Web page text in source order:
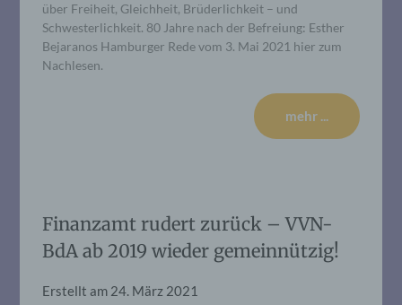
über Freiheit, Gleichheit, Brüderlichkeit – und
Schwesterlichkeit. 80 Jahre nach der Befreiung: Esther
Bejaranos Hamburger Rede vom 3. Mai 2021 hier zum
Nachlesen.
mehr ...
Finanzamt rudert zurück – VVN-
BdA ab 2019 wieder gemeinnützig!
Erstellt am 24. März 2021